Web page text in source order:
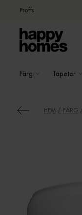
Proffs
Färg Tapeter
HEM FÄRG